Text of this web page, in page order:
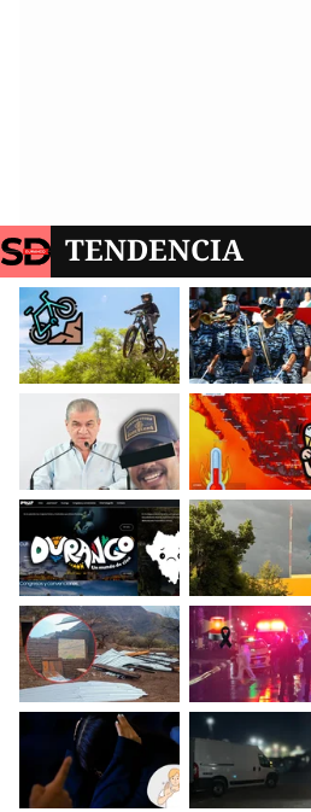
TENDENCIA